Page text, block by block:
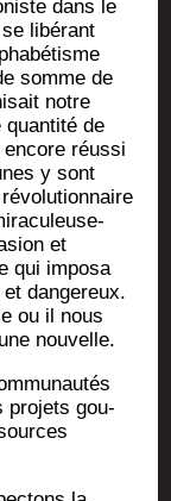
dans le
libé­rant
somme de
notre
quan­ti­té de
encore réus­si
y sont
et
qui impo­sa
et dan­ge­reux.
ou il nous
nouvelle.
pro­jets gou­